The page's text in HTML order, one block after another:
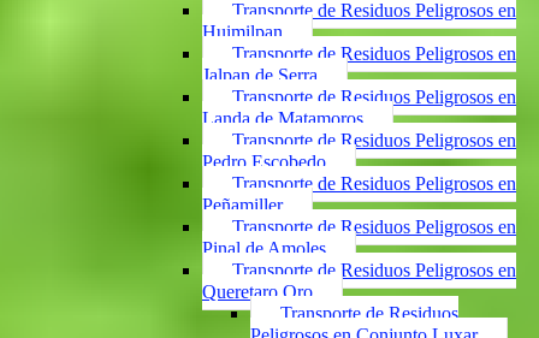
Transporte de Residuos Peligrosos en
Huimilpan
Transporte de Residuos Peligrosos en
Jalpan de Serra
Transporte de Residuos Peligrosos en
Landa de Matamoros
Transporte de Residuos Peligrosos en
Pedro Escobedo
Transporte de Residuos Peligrosos en
Peñamiller
Transporte de Residuos Peligrosos en
Pinal de Amoles
Transporte de Residuos Peligrosos en
Queretaro Qro
Transporte de Residuos